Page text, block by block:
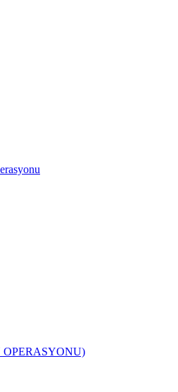
OPERASYONU)